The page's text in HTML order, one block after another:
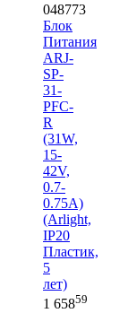
048773
Блок
Питания
ARJ-
SP-
31-
PFC-
R
(31W,
15-
42V,
0.7-
0.75A)
(Arlight,
IP20
Пластик,
5
лет)
1 65859